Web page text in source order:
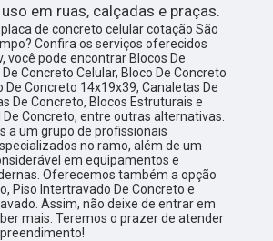
em ruas, calçadas e praças.
de concreto celular cotação São
Confira os serviços oferecidos
você pode encontrar Blocos De
Concreto Celular, Bloco De Concreto
De Concreto 14x19x39, Canaletas De
De Concreto, Blocos Estruturais e
De Concreto, entre outras alternativas.
a um grupo de profissionais
no ramo, além de um
em equipamentos e
Oferecemos também a opção
Piso Intertravado De Concreto e
Assim, não deixe de entrar em
mais. Teremos o prazer de atender